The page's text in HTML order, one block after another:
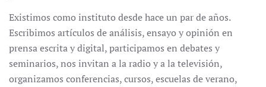
Existimos como instituto desde hace un par de años.
Escribimos artículos de análisis, ensayo y opinión en
prensa escrita y digital, participamos en debates y
seminarios, nos invitan a la radio y a la televisión,
organizamos conferencias, cursos, escuelas de verano,